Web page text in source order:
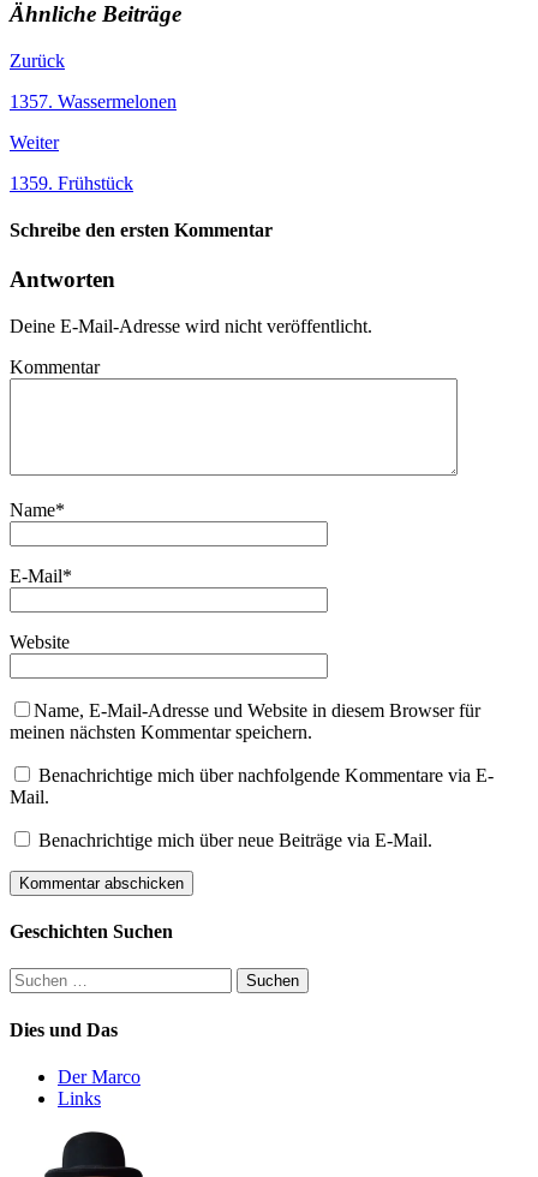
Ähnliche Beiträge
Zurück
1357. Wassermelonen
Weiter
1359. Frühstück
Schreibe den ersten Kommentar
Antworten
Deine E-Mail-Adresse wird nicht veröffentlicht.
Kommentar
Name*
E-Mail*
Website
Name, E-Mail-Adresse und Website in diesem Browser für
meinen nächsten Kommentar speichern.
Benachrichtige mich über nachfolgende Kommentare via E-
Mail.
Benachrichtige mich über neue Beiträge via E-Mail.
Geschichten Suchen
Suchen
nach:
Dies und Das
Der Marco
Links